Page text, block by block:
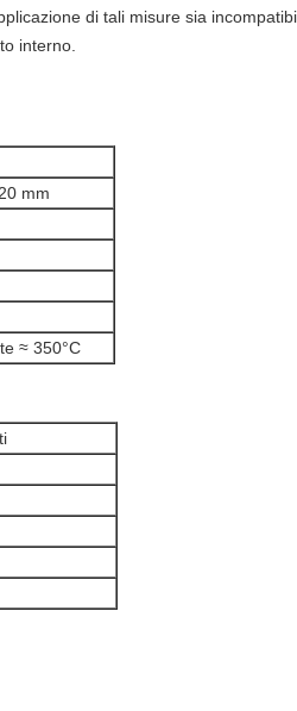
di tali misure sia
interno.
mm
≈ 350°C